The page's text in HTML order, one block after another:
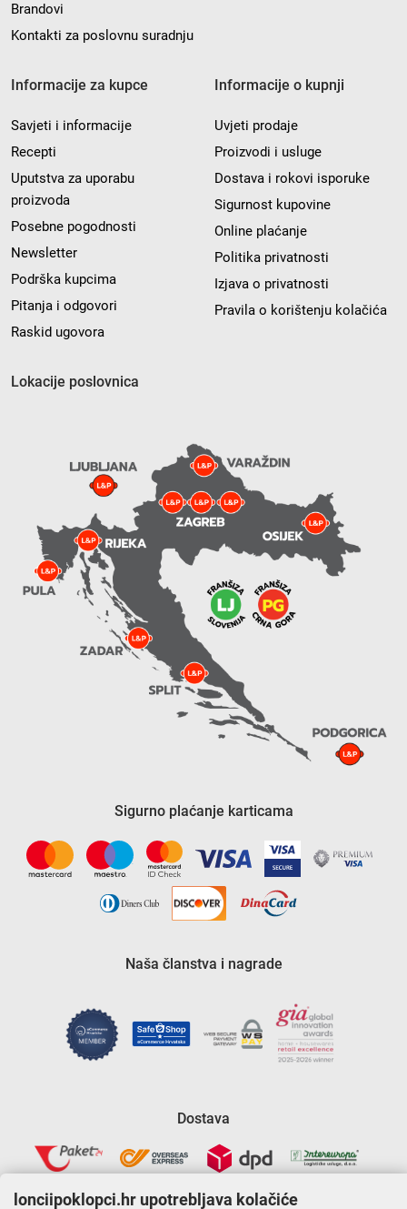
Brandovi
Kontakti za poslovnu suradnju
Informacije za kupce
Savjeti i informacije
Recepti
Uputstva za uporabu
proizvoda
Posebne pogodnosti
Newsletter
Podrška kupcima
Pitanja i odgovori
Raskid ugovora
Informacije o kupnji
Uvjeti prodaje
Proizvodi i usluge
Dostava i rokovi isporuke
Sigurnost kupovine
Online plaćanje
Politika privatnosti
Izjava o privatnosti
Pravila o korištenju kolačića
Lokacije poslovnica
Sigurno plaćanje karticama
Naša članstva i nagrade
Dostava
lonciipoklopci.hr upotrebljava kolačiće